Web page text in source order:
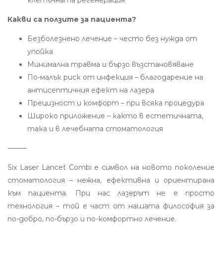
Какви са ползите за пациента?
Безболезнено лечение – често без нужда от
упойка
Минимална травма и бързо възстановяване
По-малък риск от инфекция – благодарение на
антисептичния ефект на лазера
Прецизност и комфорт – при всяка процедура
Широко приложение – както в естетичната,
така и в лечебната стоматология
⸻
Six Laser Lancet Combi е символ на новото поколение
стоматология – нежна, ефективна и ориентирана
към пациента. При нас лазерът не е просто
технология – той е част от нашата философия за
по-добро, по-бързо и по-комфортно лечение.